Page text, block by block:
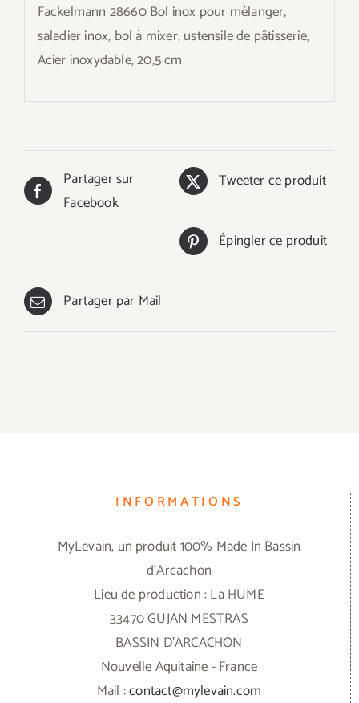
Fackelmann 28660 Bol inox pour mélanger,
saladier inox, bol à mixer, ustensile de pâtisserie,
Acier inoxydable, 20,5 cm
Partager sur
Facebook
Tweeter ce produit
Épingler ce produit
Partager par Mail
INFORMATIONS
MyLevain, un produit 100% Made In Bassin
d'Arcachon
Lieu de production : La HUME
33470 GUJAN MESTRAS
BASSIN D'ARCACHON
Nouvelle Aquitaine - France
Mail :contact@mylevain.com